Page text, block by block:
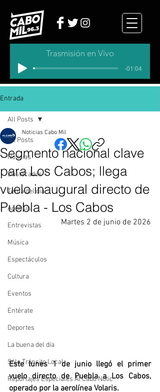
Trasmisión en Vivo
-01:04
Entrada
All Posts
Noticias
Destacados
Tema del dia
Analisis
Entrevistas
Música
Espectáculos
Cultura
Eventos
Entérate
Deportes
La buena del día
Sólo Tránsito Local
Reportajes Especiales Al Cabo Notic
All Posts
Segmento nacional clave
para Los Cabos; llega
vuelo inaugural directo de
Puebla - Los Cabos
Noticias Cabo Mil
Martes 2 de junio de 2026
Este lunes 1 de junio llegó el primer
vuelo directo de Puebla a Los Cabos,
operado por la aerolínea Volaris.